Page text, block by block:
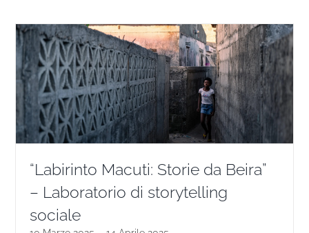
Storia e memoria
“Labirinto Macuti: Storie da Beira”
– Laboratorio di storytelling
sociale